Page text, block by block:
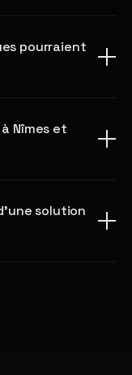
pourraient
Nîmes et
solution